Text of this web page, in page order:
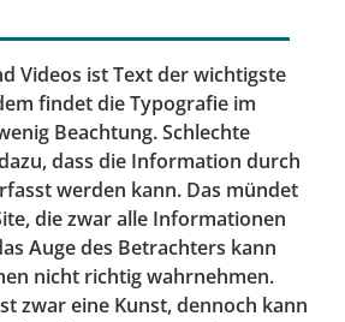
Videos ist Text der wichtigste
findet die Typografie im
Beachtung. Schlechte
dass die Information durch
werden kann. Das mündet
die zwar alle Informationen
Auge des Betrachters kann
nicht richtig wahrnehmen.
zwar eine Kunst, dennoch kann